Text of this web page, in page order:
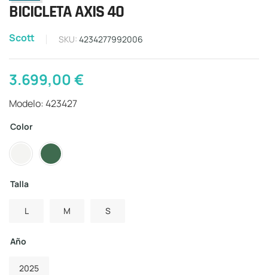
BICICLETA AXIS 40
Scott SKU: 4234277992006
3.699,00€
Modelo: 423427
Color
Talla
L M S
Año
2025